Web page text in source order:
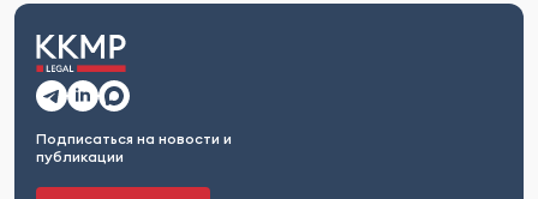
Подписаться на новости и
публикации